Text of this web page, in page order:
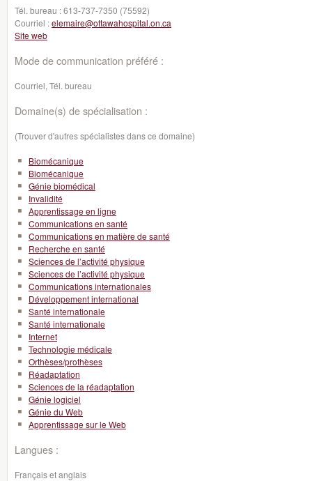
Tél. bureau :613-737-7350 (75592)
Courriel :elemaire@ottawahospital.on.ca
Site web
Mode de communication préféré :
Courriel, Tél. bureau
Domaine(s) de spécialisation :
(Trouver d'autres spécialistes dans ce domaine)
Biomécanique
Biomécanique
Génie biomédical
Invalidité
Apprentissage en ligne
Communications en santé
Communications en matière de santé
Recherche en santé
Sciences de l’activité physique
Sciences de l’activité physique
Communications internationales
Développement international
Santé internationale
Santé internationale
Internet
Technologie médicale
Orthèses/prothèses
Réadaptation
Sciences de la réadaptation
Génie logiciel
Génie du Web
Apprentissage sur le Web
Langues :
Français et anglais